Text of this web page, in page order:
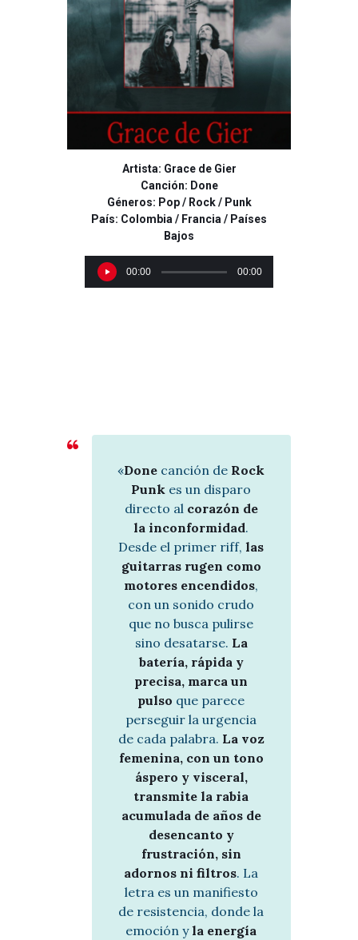
Artista: Grace de Gier
Canción: Done
Géneros: Pop / Rock / Punk
País: Colombia / Francia / Países
Bajos
00:00 00:00
«Done canción de Rock
Punk es un disparo
directo al corazón de
la inconformidad.
Desde el primer riff,las
guitarras rugen como
motores encendidos,
con un sonido crudo
que no busca pulirse
sino desatarse. La
batería, rápida y
precisa, marca un
pulso que parece
perseguir la urgencia
de cada palabra. La voz
femenina, con un tono
áspero y visceral,
transmite la rabia
acumulada de años de
desencanto y
frustración, sin
adornos ni filtros. La
letra es un manifiesto
de resistencia, donde la
emoción yla energía